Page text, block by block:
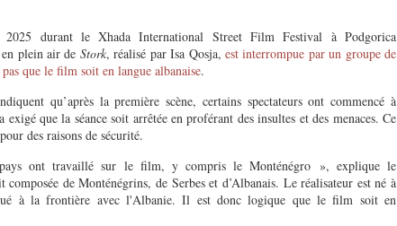
2025 durant le Xhada International Street Film Festival à Podgorica
plein air de Stork, réalisé par Isa Qosja, est interrompue par un groupe de
que le film soit en langue albanaise.
qu’après la première scène, certains spectateurs ont commencé à
que la séance soit arrêtée en proférant des insultes et des menaces. Ce
des raisons de sécurité.
ont travaillé sur le film, y compris le Monténégro », explique le
de Monténégrins, de Serbes et d’Albanais. Le réalisateur est né à
à la frontière avec l'Albanie. Il est donc logique que le film soit en